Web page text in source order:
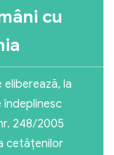
cu
la
248/2005
cetăţenilor